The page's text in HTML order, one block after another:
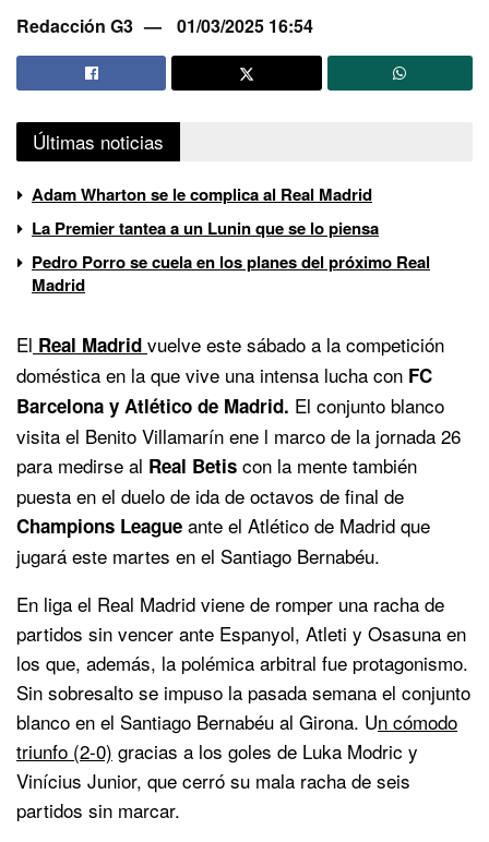
Redacción G3 01/03/2025 16:54
Últimas noticias
Adam Wharton se le complica al Real Madrid
La Premier tantea a un Lunin que se lo piensa
Pedro Porro se cuela en los planes del próximo Real
Madrid
El Real Madrid vuelve este sábado a la competición
doméstica en la que vive una intensa lucha con FC
Barcelona y Atlético de Madrid. El conjunto blanco
visita el Benito Villamarín ene l marco de la jornada 26
para medirse al Real Betis con la mente también
puesta en el duelo de ida de octavos de final de
Champions League ante el Atlético de Madrid que
jugará este martes en el Santiago Bernabéu.
En liga el Real Madrid viene de romper una racha de
partidos sin vencer ante Espanyol, Atleti y Osasuna en
los que, además, la polémica arbitral fue protagonismo.
Sin sobresalto se impuso la pasada semana el conjunto
blanco en el Santiago Bernabéu al Girona. Un cómodo
triunfo (2-0) gracias a los goles de Luka Modric y
Vinícius Junior, que cerró su mala racha de seis
partidos sin marcar.